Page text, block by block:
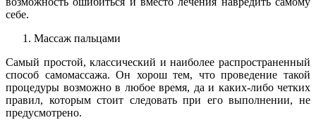
себе.
Массаж пальцами
Самый простой, классический и наиболее распространенный
способ самомассажа. Он хорош тем, что проведение такой
процедуры возможно в любое время, да и каких-либо четких
правил, которым стоит следовать при его выполнении, не
предусмотрено.